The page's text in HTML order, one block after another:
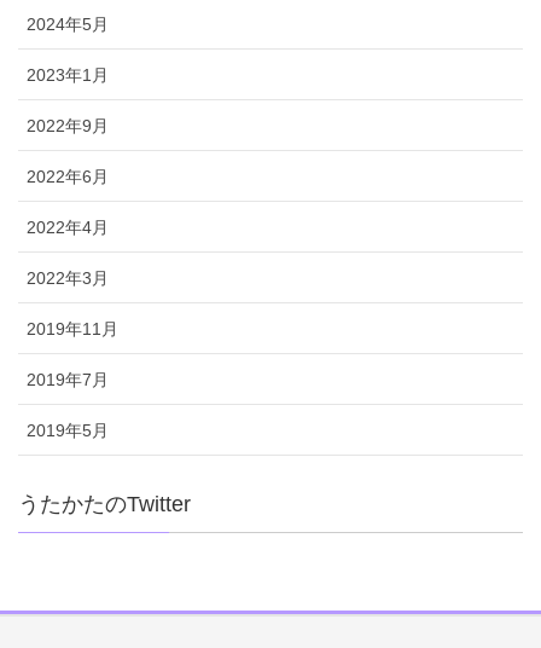
2024年5月
2023年1月
2022年9月
2022年6月
2022年4月
2022年3月
2019年11月
2019年7月
2019年5月
うたかたのTwitter